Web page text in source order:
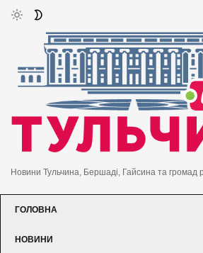
Новини Тульчина, Бершаді, Гайсина та громад
ГОЛОВНА
НОВИНИ